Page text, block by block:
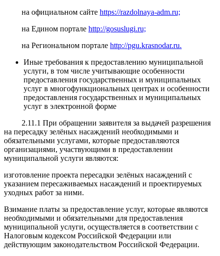
на официальном сайте https://razdolnaya-adm.ru;
на Едином портале http://gosuslugi.ru;
на Региональном портале http://pgu.krasnodar.ru.
Иные требования к предоставлению муниципальной
услуги, в том числе учитывающие особенности
предоставления государственных и муниципальных
услуг в многофункциональных центрах и особенности
предоставления государственных и муниципальных
услуг в электронной форме
2.11.1 При обращении заявителя за выдачей разрешения
на пересадку зелёных насаждений необходимыми и
обязательными услугами, которые предоставляются
организациями, участвующими в предоставлении
муниципальной услуги являются:
изготовление проекта пересадки зелёных насаждений с
указанием пересаживаемых насаждений и проектируемых
уходных работ за ними.
Взимание платы за предоставление услуг, которые являются
необходимыми и обязательными для предоставления
муниципальной услуги, осуществляется в соответствии с
Налоговым кодексом Российской Федерации или
действующим законодательством Российской Федерации.